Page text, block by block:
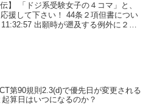
】 「ドジ系受験女子の４コマ」と、
援して下さい！ 44条２項但書につい
出願時が遡及する例外に２９
第90規則2.3(d)で優先日が変更される
起算日はいつになるのか？